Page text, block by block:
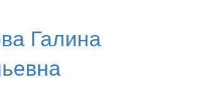
Галина